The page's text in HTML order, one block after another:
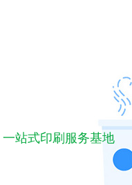
一站式印刷服务基地